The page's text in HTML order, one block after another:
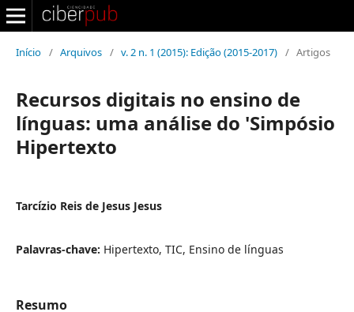
Início / Arquivos / v. 2 n. 1 (2015): Edição (2015-2017) / Artigos
Recursos digitais no ensino de
línguas: uma análise do 'Simpósio
Hipertexto
Tarcízio Reis de Jesus Jesus
Palavras-chave: Hipertexto, TIC, Ensino de línguas
Resumo